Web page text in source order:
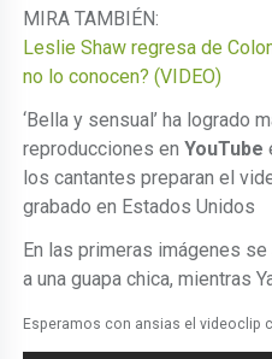
MIRA TAMBIÉN:
Leslie Shaw regresa de
no lo conocen? (VIDEO)
‘Bella y sensual’ ha logrado
reproducciones enYouTube
los cantantes preparan el
grabado en Estados Unidos
En las primeras imágenes
a una guapa chica, mientras
Esperamos con ansias el videoclip